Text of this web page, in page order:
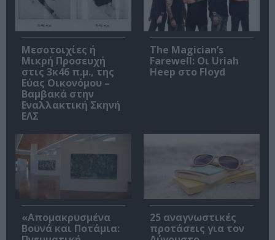
Μεσοτοιχίες ή
Μικρή Προσευχή
στις 3κ46 π.μ., της
Εύας Οικονόμου –
Βαμβακά στην
Εναλλακτική Σκηνή
ΕΛΣ
The Magician’s
Farewell: Οι Uriah
Heep στο Floyd
«Απομακρυσμένα
Βουνά και Ποτάμια:
25 αναγνωστικές
προτάσεις για τον